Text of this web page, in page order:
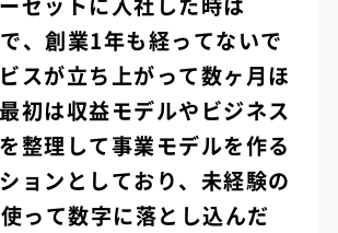
、創業1年も経ってないで
スが立ち上がって数ヶ月ほ
初は収益モデルやビジネス
整理して事業モデルを作る
ョンとしており、未経験の
って数字に落とし込んだ